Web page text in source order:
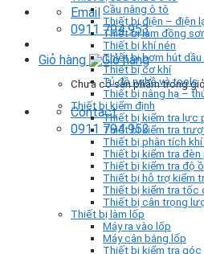
Email
0911 794 953
Giỏ hàng
Chưa có sản phẩm trong
Contact
0911 794 953
Cầu nâng ô tô
Thiết bị điện – điện
Thiết bị làm đồng
Thiết bị khí nén
Thiết bị bơm hút
Thiết bị cơ khí
Tủ đồ nghề và tools
Thiết bị nâng hạ –
Thiết bị kiểm định
Thiết bị kiểm tra lực
Thiết bị kiểm tra
Thiết bị phân tích
Thiết bị kiểm tra đèn
Thiết bị kiểm tra độ
Thiết bị hỗ trợ kiểm
Thiết bị kiểm tra tốc
Thiết bị cân trọng
Thiết bị làm lốp
Máy ra vào lốp
Máy cân bằng lốp
Thiết bị kiểm tra góc